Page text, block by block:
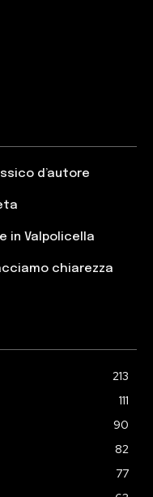
d’autore
in Valpolicella
chiarezza
213
111
90
82
77